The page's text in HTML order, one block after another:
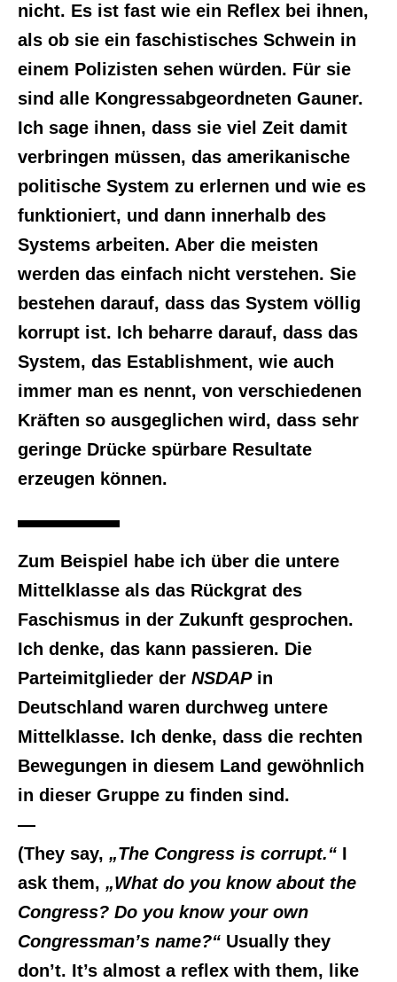
nicht. Es ist fast wie ein Reflex bei ihnen,
als ob sie ein faschistisches Schwein in
einem Polizisten sehen würden. Für sie
sind alle Kongressabgeordneten Gauner.
Ich sage ihnen, dass sie viel Zeit damit
verbringen müssen, das amerikanische
politische System zu erlernen und wie es
funktioniert, und dann innerhalb des
Systems arbeiten. Aber die meisten
werden das einfach nicht verstehen. Sie
bestehen darauf, dass das System völlig
korrupt ist. Ich beharre darauf, dass das
System, das Establishment, wie auch
immer man es nennt, von verschiedenen
Kräften so ausgeglichen wird, dass sehr
geringe Drücke spürbare Resultate
erzeugen können.
Zum Beispiel habe ich über die untere
Mittelklasse als das Rückgrat des
Faschismus in der Zukunft gesprochen.
Ich denke, das kann passieren. Die
Parteimitglieder der NSDAPin
Deutschland waren durchweg untere
Mittelklasse. Ich denke, dass die rechten
Bewegungen in diesem Land gewöhnlich
in dieser Gruppe zu finden sind.
—
(They say, „The Congress is corrupt.“ I
ask them, „What do you know about the
Congress? Do you know your own
Congressman’s name?“ Usually they
don’t. It’s almost a reflex with them, like